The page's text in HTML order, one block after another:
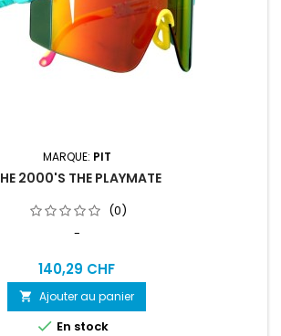
MARQUE: PIT
2000'S THE PLAYMATE
(0)
-
140,29 CHF
 Ajouter au panier
 En stock